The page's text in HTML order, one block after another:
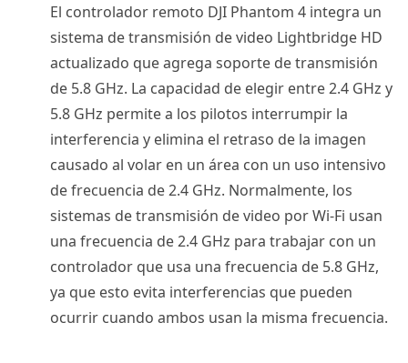
El controlador remoto DJI Phantom 4 integra un
sistema de transmisión de video Lightbridge HD
actualizado que agrega soporte de transmisión
de 5.8 GHz. La capacidad de elegir entre 2.4 GHz y
5.8 GHz permite a los pilotos interrumpir la
interferencia y elimina el retraso de la imagen
causado al volar en un área con un uso intensivo
de frecuencia de 2.4 GHz. Normalmente, los
sistemas de transmisión de video por Wi-Fi usan
una frecuencia de 2.4 GHz para trabajar con un
controlador que usa una frecuencia de 5.8 GHz,
ya que esto evita interferencias que pueden
ocurrir cuando ambos usan la misma frecuencia.